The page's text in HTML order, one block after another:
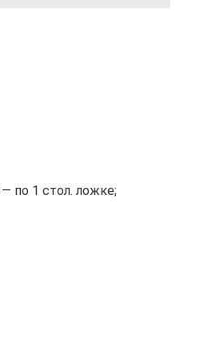
по 1 стол. ложке;